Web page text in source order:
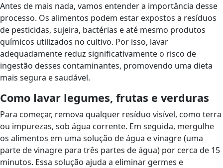
Antes de mais nada, vamos entender a importância desse
processo. Os alimentos podem estar expostos a resíduos
de pesticidas, sujeira, bactérias e até mesmo produtos
químicos utilizados no cultivo. Por isso, lavar
adequadamente reduz significativamente o risco de
ingestão desses contaminantes, promovendo uma dieta
mais segura e saudável.
Como lavar legumes, frutas e verduras
Para começar, remova qualquer resíduo visível, como terra
ou impurezas, sob água corrente. Em seguida, mergulhe
os alimentos em uma solução de água e vinagre (uma
parte de vinagre para três partes de água) por cerca de 15
minutos. Essa solução ajuda a eliminar germes e